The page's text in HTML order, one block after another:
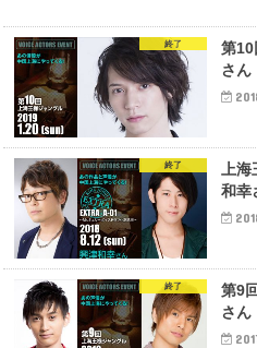
終了
第
さん
終了
上
和幸
終了
第9
さん